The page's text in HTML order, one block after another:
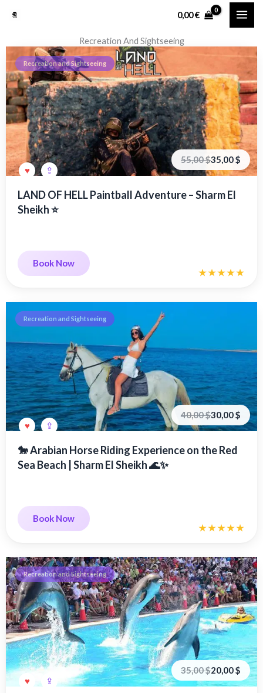
0,00€
Recreation And Sightseeing
LAND OF HELL Paintball Adventure – Sharm El
Sheikh ⭐
Recreation and Sightseeing
55,00$
Первоначальная
цена
составляла
35,00$
Текущая
цена:
35,00 €.
Book Now
🐎 Arabian Horse Riding Experience on the Red
Sea Beach | Sharm El Sheikh 🌊✨
Recreation and Sightseeing
40,00$
Первоначальная
цена
составляла
30,00$
Текущая
цена:
30,00 €.
Book Now
Recreation and Sightseeing
35,00$
Первоначальная
цена
составляла
20,00$
Текущая
цена:
20,00 €.